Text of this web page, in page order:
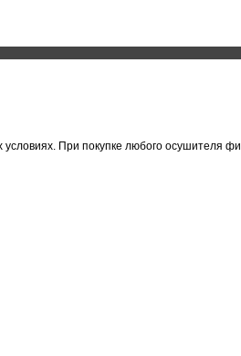
При покупке любого осушителя